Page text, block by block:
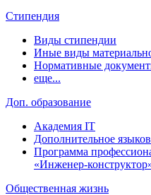
Стипендия
Виды стипендии
Иные виды
Нормативные
еще...
Доп. образование
Академия IT
Дополнительное
Программа
«Инженер-
Общественная жизнь